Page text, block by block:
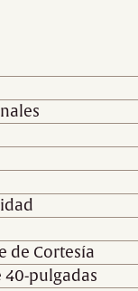
de Cortesía
40-pulgadas